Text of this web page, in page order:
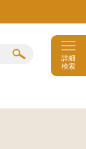
詳細
検索